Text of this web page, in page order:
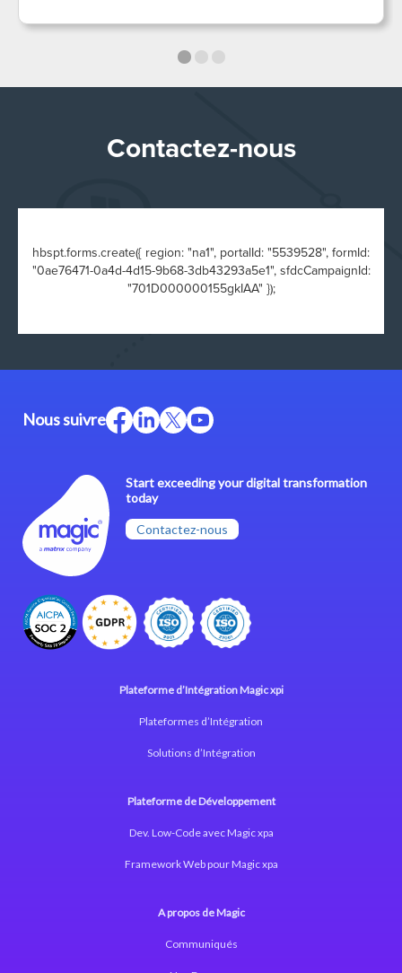
Contactez-nous
hbspt.forms.create({ region: "na1", portalId: "5539528", formId:
"0ae76471-0a4d-4d15-9b68-3db43293a5e1", sfdcCampaignId:
"701D000000155gkIAA" });
Start exceeding your digital transformation
today
Contactez-nous
Nous suivre
Plateforme d’Intégration Magic xpi
Plateformes d’Intégration
Solutions d’Intégration
Plateforme de Développement
Dev. Low-Code avec Magic xpa
Framework Web pour Magic xpa
A propos de Magic
Communiqués